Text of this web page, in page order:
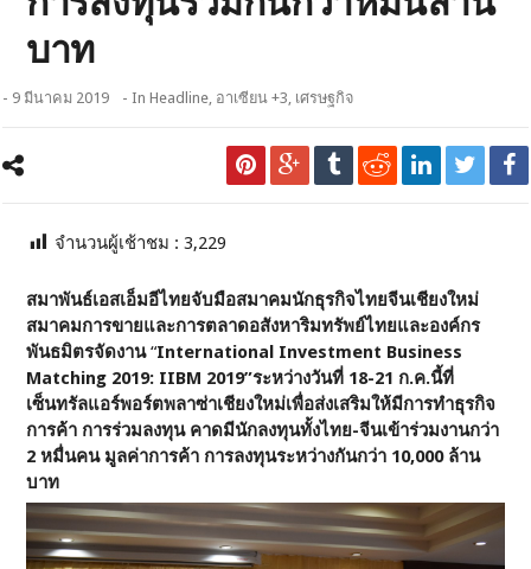
บาท
- 9 มีนาคม 2019 - InHeadline, อาเซียน +3, เศรษฐกิจ
จำนวนผู้เช้าชม :3,229
สมาพันธ์เอสเอ็มอีไทยจับมือสมาคมนักธุรกิจไทยจีนเชียงใหม่
สมาคมการขายและการตลาดอสังหาริมทรัพย์ไทยและองค์กร
พันธมิตรจัดงาน“International Investment Business
Matching 2019: IIBM 2019”ระหว่างวันที่ 18-21 ก.ค.นี้ที่
เซ็นทรัลแอร์พอร์ตพลาซ่าเชียงใหม่เพื่อส่งเสริมให้มีการทำธุรกิจ
การค้า การร่วมลงทุน คาดมีนักลงทุนทั้งไทย-จีนเข้าร่วมงานกว่า
2 หมื่นคน มูลค่าการค้า การลงทุนระหว่างกันกว่า 10,000 ล้าน
บาท